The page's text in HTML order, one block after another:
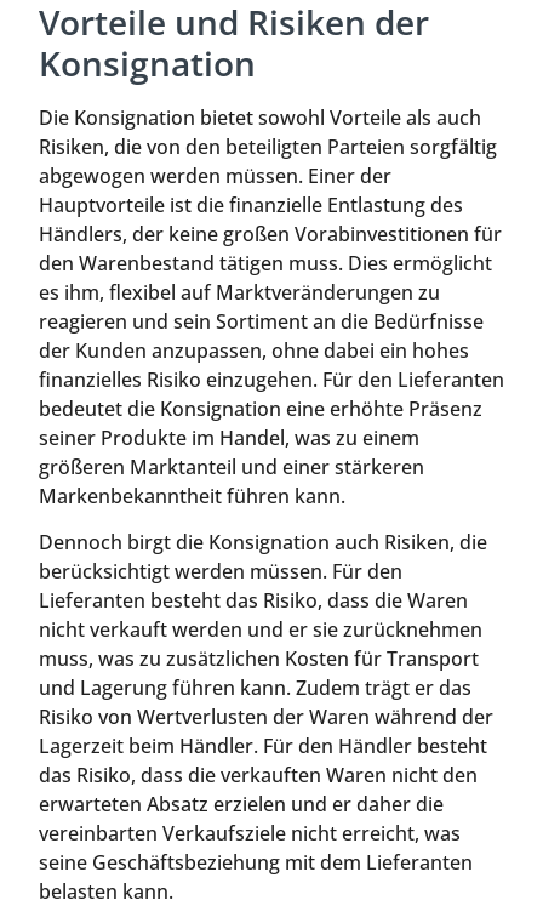
Vorteile und Risiken der
Konsignation
Die Konsignation bietet sowohl Vorteile als auch
Risiken, die von den beteiligten Parteien sorgfältig
abgewogen werden müssen. Einer der
Hauptvorteile ist die finanzielle Entlastung des
Händlers, der keine großen Vorabinvestitionen für
den Warenbestand tätigen muss. Dies ermöglicht
es ihm, flexibel auf Marktveränderungen zu
reagieren und sein Sortiment an die Bedürfnisse
der Kunden anzupassen, ohne dabei ein hohes
finanzielles Risiko einzugehen. Für den Lieferanten
bedeutet die Konsignation eine erhöhte Präsenz
seiner Produkte im Handel, was zu einem
größeren Marktanteil und einer stärkeren
Markenbekanntheit führen kann.
Dennoch birgt die Konsignation auch Risiken, die
berücksichtigt werden müssen. Für den
Lieferanten besteht das Risiko, dass die Waren
nicht verkauft werden und er sie zurücknehmen
muss, was zu zusätzlichen Kosten für Transport
und Lagerung führen kann. Zudem trägt er das
Risiko von Wertverlusten der Waren während der
Lagerzeit beim Händler. Für den Händler besteht
das Risiko, dass die verkauften Waren nicht den
erwarteten Absatz erzielen und er daher die
vereinbarten Verkaufsziele nicht erreicht, was
seine Geschäftsbeziehung mit dem Lieferanten
belasten kann.